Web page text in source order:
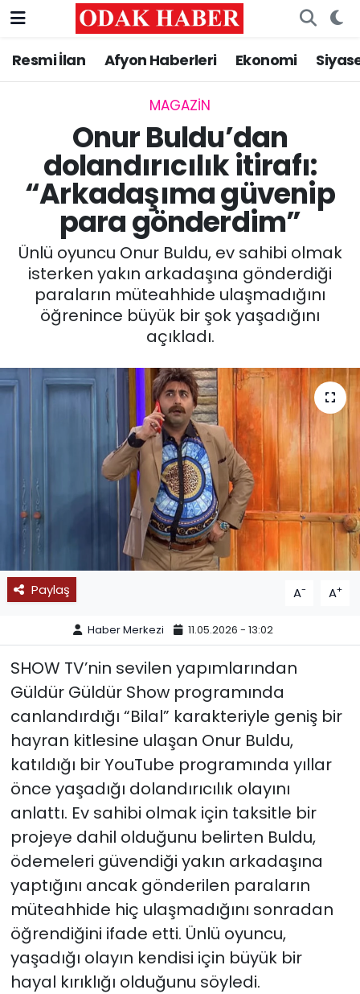
Resmi İlan Afyon Haberleri Ekonomi
MAGAZİN
Onur Buldu’dan
dolandırıcılık itirafı:
“Arkadaşıma güvenip
para gönderdim”
Ünlü oyuncu Onur Buldu, ev sahibi olmak
isterken yakın arkadaşına gönderdiği
paraların müteahhide ulaşmadığını
öğrenince büyük bir şok yaşadığını
açıkladı.
Paylaş A- A+
Haber Merkezi 11.05.2026 - 13:02
SHOW TV’nin sevilen yapımlarından
Güldür Güldür Show programında
canlandırdığı “Bilal” karakteriyle geniş bir
hayran kitlesine ulaşan Onur Buldu,
katıldığı bir YouTube programında yıllar
önce yaşadığı dolandırıcılık olayını
anlattı. Ev sahibi olmak için taksitle bir
projeye dahil olduğunu belirten Buldu,
ödemeleri güvendiği yakın arkadaşına
yaptığını ancak gönderilen paraların
müteahhide hiç ulaşmadığını sonradan
öğrendiğini ifade etti. Ünlü oyuncu,
yaşadığı olayın kendisi için büyük bir
hayal kırıklığı olduğunu söyledi.
AFYONKARAHİSAR HABERLERİ
ASAYİŞ
GÜNCEL
SİYASET
EĞİTİM
MAGAZİN
SPOR
11:11 MANŞET
Nöbetçi Eczaneler
Trafik Durumu
Süper Lig Puan Durumu ve Fikstür
Tüm Manşetler
Son Dakika Haberleri
Haber Arşivi